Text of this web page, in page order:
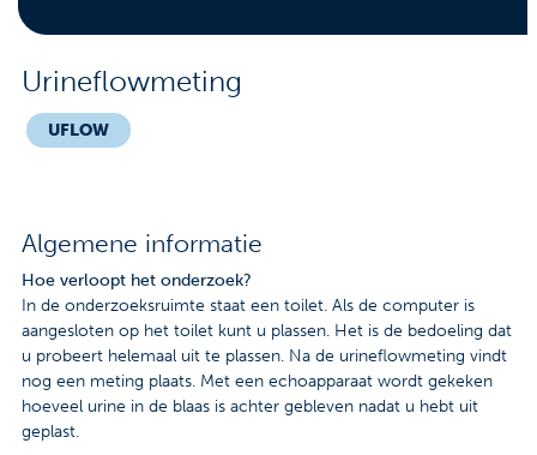
Tarieven
Praktische informatie
Onderzoeken
Trombosedienst
Urineflowmeting
UFLOW
Algemene informatie
Hoe verloopt het onderzoek?
In de onderzoeksruimte staat een toilet. Als de computer is
aangesloten op het toilet kunt u plassen. Het is de bedoeling dat
u probeert helemaal uit te plassen. Na de urineflowmeting vindt
nog een meting plaats. Met een echoapparaat wordt gekeken
hoeveel urine in de blaas is achter gebleven nadat u hebt uit
geplast.